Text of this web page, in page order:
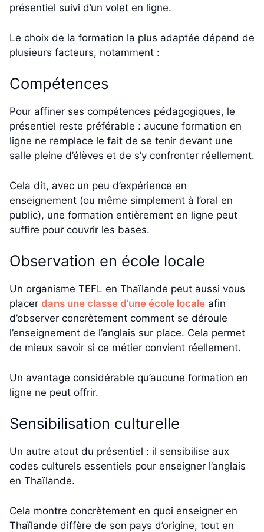
présentiel suivi d’un volet en ligne.
Le choix de la formation la plus adaptée dépend de
plusieurs facteurs, notamment :
Compétences
Pour affiner ses compétences pédagogiques, le
présentiel reste préférable : aucune formation en
ligne ne remplace le fait de se tenir devant une
salle pleine d’élèves et de s’y confronter réellement.
Cela dit, avec un peu d’expérience en
enseignement (ou même simplement à l’oral en
public), une formation entièrement en ligne peut
suffire pour couvrir les bases.
Observation en école locale
Un organisme TEFL en Thaïlande peut aussi vous
placer dans une classe d’une école locale afin
d’observer concrètement comment se déroule
l’enseignement de l’anglais sur place. Cela permet
de mieux savoir si ce métier convient réellement.
Un avantage considérable qu’aucune formation en
ligne ne peut offrir.
Sensibilisation culturelle
Un autre atout du présentiel : il sensibilise aux
codes culturels essentiels pour enseigner l’anglais
en Thaïlande.
Cela montre concrètement en quoi enseigner en
Thaïlande diffère de son pays d’origine, tout en